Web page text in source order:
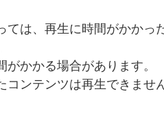
ては、再生に時間がかかっ
がかかる場合があります。
コンテンツは再生できませ